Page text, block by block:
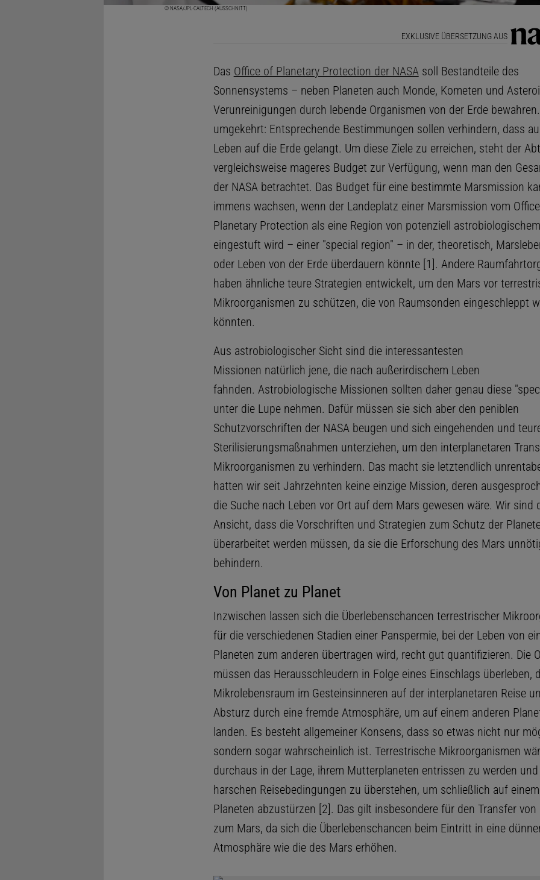
© NASA/JPL-CALTECH (AUSSCHNITT)
EXKLUSIVE ÜBERSETZUNG AUS
Das Office of Planetary Protection der NASA soll Bestandteile des
Sonnensystems – neben Planeten auch Monde, Kometen und
Verunreinigungen durch lebende Organismen von der Erde
umgekehrt: Entsprechende Bestimmungen sollen verhindern, dass
Leben auf die Erde gelangt. Um diese Ziele zu erreichen, steht der
vergleichsweise mageres Budget zur Verfügung, wenn man den
der NASA betrachtet. Das Budget für eine bestimmte Marsmission
immens wachsen, wenn der Landeplatz einer Marsmission vom
Planetary Protection als eine Region von potenziell
eingestuft wird – einer "special region" – in der, theoretisch,
oder Leben von der Erde überdauern könnte [1]. Andere
haben ähnliche teure Strategien entwickelt, um den Mars vor
Mikroorganismen zu schützen, die von Raumsonden eingeschleppt
könnten.
Aus astrobiologischer Sicht sind die interessantesten
Missionen natürlich jene, die nach außerirdischem Leben
fahnden. Astrobiologische Missionen sollten daher genau diese
unter die Lupe nehmen. Dafür müssen sie sich aber den peniblen
Schutzvorschriften der NASA beugen und sich eingehenden und
Sterilisierungsmaßnahmen unterziehen, um den interplanetaren
Mikroorganismen zu verhindern. Das macht sie letztendlich
hatten wir seit Jahrzehnten keine einzige Mission, deren
die Suche nach Leben vor Ort auf dem Mars gewesen wäre. Wir sind
Ansicht, dass die Vorschriften und Strategien zum Schutz der
überarbeitet werden müssen, da sie die Erforschung des Mars
behindern.
Von Planet zu Planet
Inzwischen lassen sich die Überlebenschancen terrestrischer
für die verschiedenen Stadien einer Panspermie, bei der Leben von
Planeten zum anderen übertragen wird, recht gut quantifizieren. Die
müssen das Herausschleudern in Folge eines Einschlags überleben,
Mikrolebensraum im Gesteinsinneren auf der interplanetaren Reise
Absturz durch eine fremde Atmosphäre, um auf einem anderen
landen. Es besteht allgemeiner Konsens, dass so etwas nicht nur
sondern sogar wahrscheinlich ist. Terrestrische Mikroorganismen
durchaus in der Lage, ihrem Mutterplaneten entrissen zu werden
harschen Reisebedingungen zu überstehen, um schließlich auf
Planeten abzustürzen [2]. Das gilt insbesondere für den Transfer von
zum Mars, da sich die Überlebenschancen beim Eintritt in eine
Atmosphäre wie die des Mars erhöhen.